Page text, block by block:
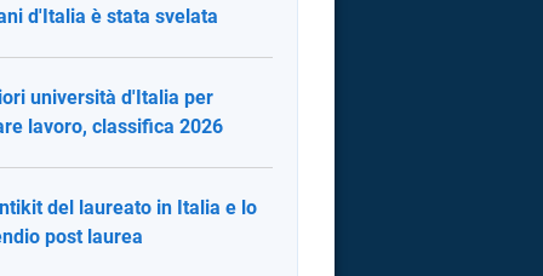
d'Italia è stata svelata
università d'Italia per
lavoro, classifica 2026
del laureato in Italia e lo
post laurea